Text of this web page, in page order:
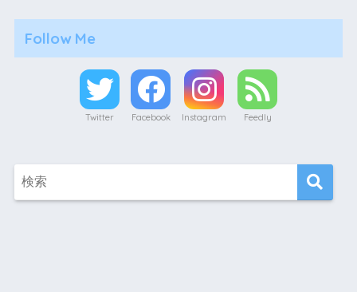
Follow Me
Twitter Facebook Instagram Feedly